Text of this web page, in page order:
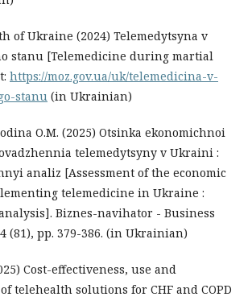
of Ukraine (2024) Telemedytsyna v
stanu [Telemedicine during martial
https://moz.gov.ua/uk/telemedicina-v-
stanu (in Ukrainian)
O.M. (2025) Otsinka ekonomichnoi
telemedytsyny v Ukraini :
analiz [Assessment of the economic
telemedicine in Ukraine :
Biznes-navihator - Business
(81), рр. 379-386. (in Ukrainian)
Cost-effectiveness, use and
telehealth solutions for CHF and COPD